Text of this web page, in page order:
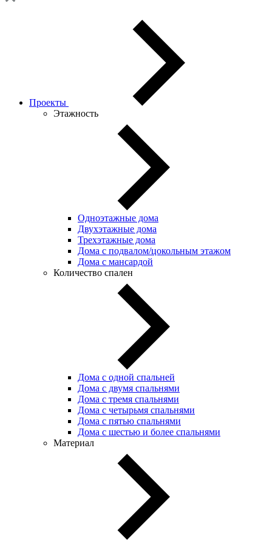
Проекты
Этажность
Одноэтажные дома
Двухэтажные дома
Трехэтажные дома
Дома с подвалом/цокольным этажом
Дома с мансардой
Количество спален
Дома с одной спальней
Дома с двумя спальнями
Дома с тремя спальнями
Дома с четырьмя спальнями
Дома с пятью спальнями
Дома с шестью и более спальнями
Материал